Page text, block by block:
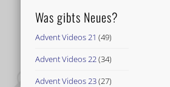
Was gibts Neues?
Advent Videos 21 (49)
Advent Videos 22(34)
Advent Videos 23(27)